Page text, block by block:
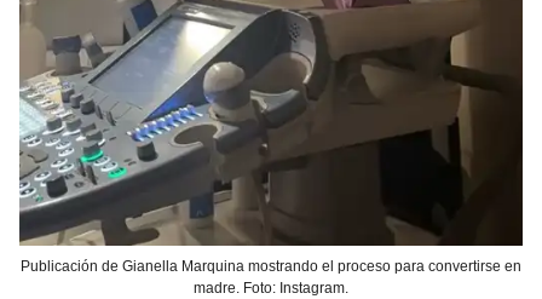
Publicación de Gianella Marquina mostrando el proceso para convertirse en
madre. Foto: Instagram.